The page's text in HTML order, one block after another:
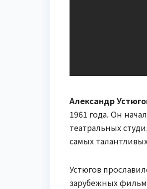
Александр
1961 года. Он
театральных
самых
Устюгов
зарубежных